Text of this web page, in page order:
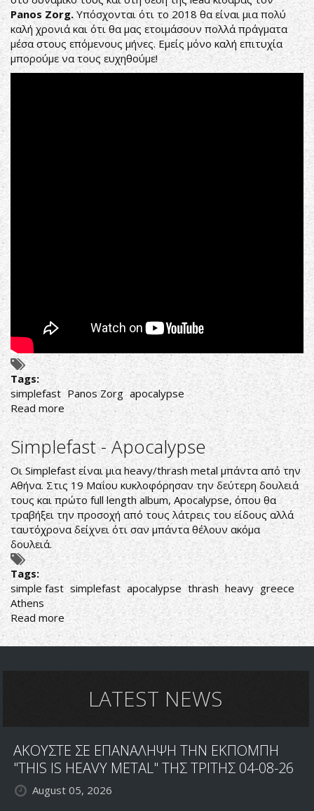
Panos Zorg.Υπόσχονται ότι το 2018 θα είναι μια πολύ
καλή χρονιά και ότι θα μας ετοιμάσουν πολλά πράγματα
μέσα στους επόμενους μήνες. Εμείς μόνο καλή επιτυχία
μπορούμε να τους ευχηθούμε!
Tags:
simplefast Panos Zorg apocalypse
Read more about
SIMPLEFAST:
ΑΝΑΚΟΙΝΩΣΑΝ
ΤΟ
ΝΕΟ
ΤΟΥΣ
ΚΙΘΑΡΙΣΤΑ
Simplefast - Apocalypse
Οι Simplefast είναι μια heavy/thrash metal μπάντα από την
Αθήνα. Στις 19 Μαΐου κυκλοφόρησαν την δεύτερη δουλειά
τους και πρώτο full length album, Apocalypse, όπου θα
τραβήξει την προσοχή από τους λάτρεις του είδους αλλά
ταυτόχρονα δείχνει ότι σαν μπάντα θέλουν ακόμα
δουλειά.
Tags:
simple fast simplefast apocalypse thrash heavy greece
Athens
Read more about
Simplefast
-
LATEST NEWS
ΑΚΟΥΣΤΕ ΣΕ ΕΠΑΝΑΛΗΨΗ ΤΗΝ ΕΚΠΟΜΠΗ
"THIS IS HEAVY METAL" ΤΗΣ ΤΡΙΤΗΣ 04-08-26
August 05, 2026